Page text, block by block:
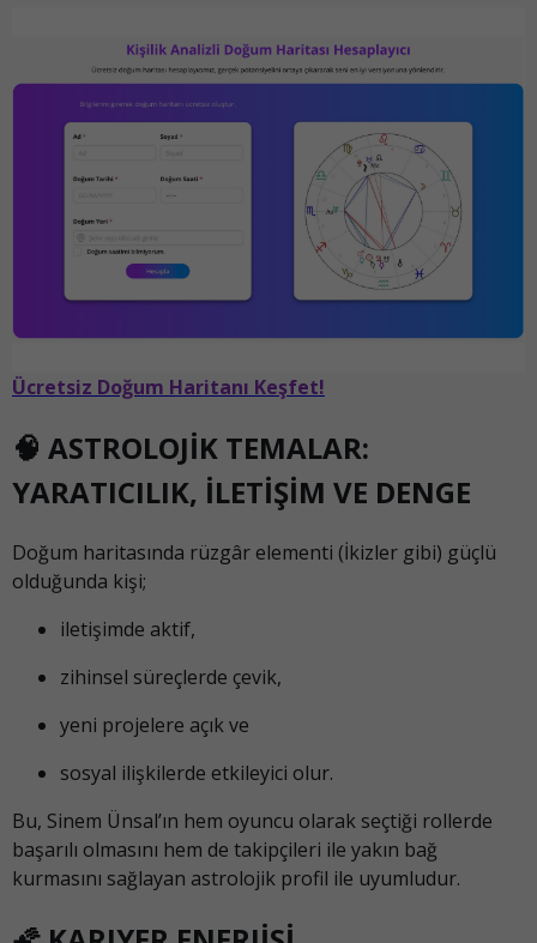
Ücretsiz Doğum Haritanı Keşfet!
🧠 ASTROLOJİK TEMALAR:
YARATICILIK, İLETİŞİM VE DENGE
Doğum haritasında rüzgâr elementi (İkizler gibi) güçlü
olduğunda kişi;
iletişimde aktif,
zihinsel süreçlerde çevik,
yeni projelere açık ve
sosyal ilişkilerde etkileyici olur.
Bu, Sinem Ünsal’ın hem oyuncu olarak seçtiği rollerde
başarılı olmasını hem de takipçileri ile yakın bağ
kurmasını sağlayan astrolojik profil ile uyumludur.